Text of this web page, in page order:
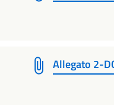
Allegato 2-